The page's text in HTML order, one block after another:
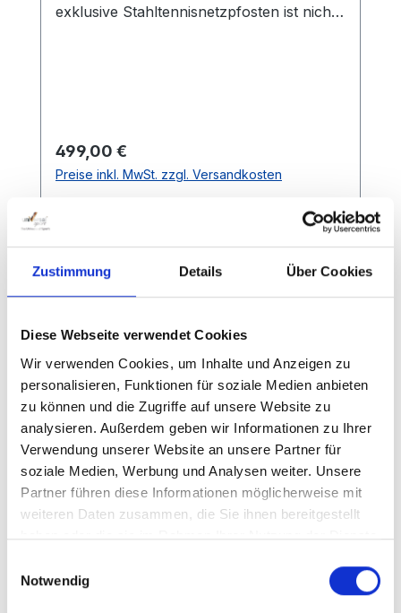
Zustimmung Details Über Cookies
Diese Webseite verwendet Cookies
Wir verwenden Cookies, um Inhalte und Anzeigen zu
personalisieren, Funktionen für soziale Medien anbieten
zu können und die Zugriffe auf unsere Website zu
analysieren. Außerdem geben wir Informationen zu Ihrer
Verwendung unserer Website an unsere Partner für
soziale Medien, Werbung und Analysen weiter. Unsere
Partner führen diese Informationen möglicherweise mit
weiteren Daten zusammen, die Sie ihnen bereitgestellt
haben oder die sie im Rahmen Ihrer Nutzung der Dienste
Notwendig
exklusive Stahltennisnetzpfosten ist nicht
verarbeitet. Die hochwertige
Messingzahnradmechanik mit Seillaufrad
und abnehmbarer Kurbel sorgen für eine
Befestigungsschrauben geliefert.
Lieferung ohne Bodenhülsen. Die Hülsen
Ø 76 mm können bei Bedarf dazu
142 cm. Höhe über Boden ist 107 cm.
Befestigung des Tennisnetzes Um das
Tennisnetz ordnungsgemäß zu befestigen
ist folgendes zu beachten: Damit die
Drahtseilschlaufe in der Mechanik
befestigt werden kann, sollte zuvor die
Innenliegende Mechanik Schraube
gelockert werden um somit die Schlaufe
zu befestigen. Anschließend sollte die
Regulärer Preis:
499,00 €
Preise inkl. MwSt. zzgl. Versandkosten
Tennisnetzpfosten Alu TP 73